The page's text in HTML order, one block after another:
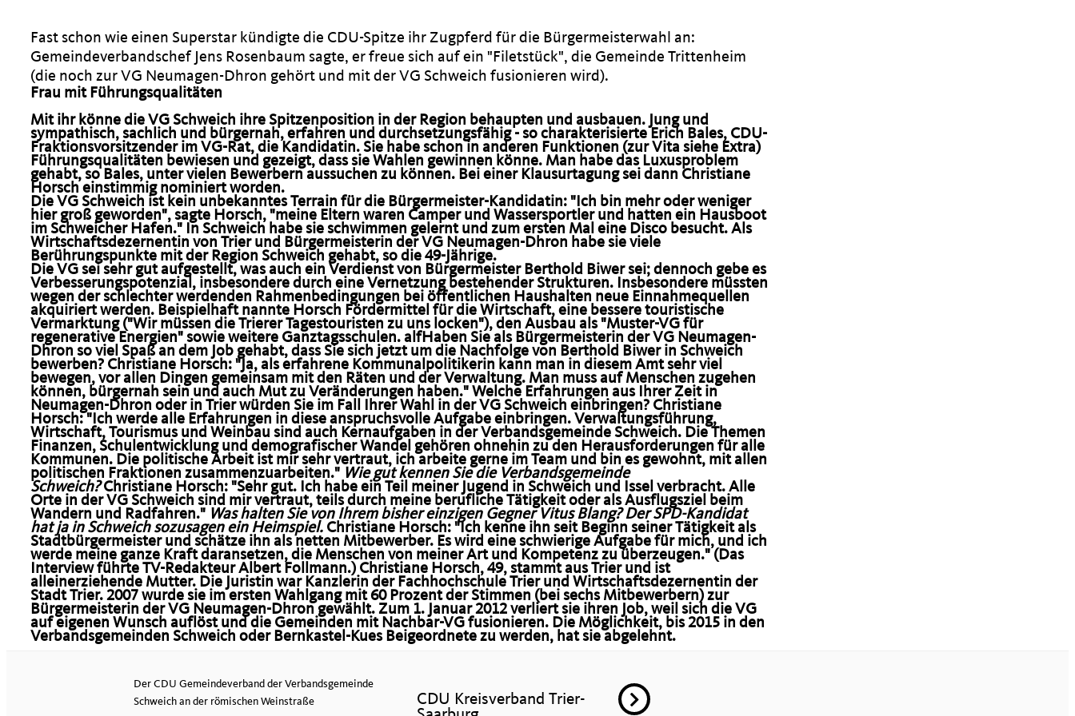
Fast schon wie einen Superstar kündigte die CDU-Spitze ihr Zugpferd für die Bürgermeisterwahl an:
Gemeindeverbandschef Jens Rosenbaum sagte, er freue sich auf ein "Filetstück", die Gemeinde Trittenheim
(die noch zur VG Neumagen-Dhron gehört und mit der VG Schweich fusionieren wird).
Frau mit Führungsqualitäten
Mit ihr könne die VG Schweich ihre Spitzenposition in der Region behaupten und ausbauen. Jung und
sympathisch, sachlich und bürgernah, erfahren und durchsetzungsfähig - so charakterisierte Erich Bales, CDU-
Fraktionsvorsitzender im VG-Rat, die Kandidatin. Sie habe schon in anderen Funktionen (zur Vita siehe Extra)
Führungsqualitäten bewiesen und gezeigt, dass sie Wahlen gewinnen könne. Man habe das Luxusproblem
gehabt, so Bales, unter vielen Bewerbern aussuchen zu können. Bei einer Klausurtagung sei dann Christiane
Horsch einstimmig nominiert worden.
Die VG Schweich ist kein unbekanntes Terrain für die Bürgermeister-Kandidatin: "Ich bin mehr oder weniger
hier groß geworden", sagte Horsch, "meine Eltern waren Camper und Wassersportler und hatten ein Hausboot
im Schweicher Hafen." In Schweich habe sie schwimmen gelernt und zum ersten Mal eine Disco besucht. Als
Wirtschaftsdezernentin von Trier und Bürgermeisterin der VG Neumagen-Dhron habe sie viele
Berührungspunkte mit der Region Schweich gehabt, so die 49-Jährige.
Die VG sei sehr gut aufgestellt, was auch ein Verdienst von Bürgermeister Berthold Biwer sei; dennoch gebe es
Verbesserungspotenzial, insbesondere durch eine Vernetzung bestehender Strukturen. Insbesondere müssten
wegen der schlechter werdenden Rahmenbedingungen bei öffentlichen Haushalten neue Einnahmequellen
akquiriert werden. Beispielhaft nannte Horsch Fördermittel für die Wirtschaft, eine bessere touristische
Vermarktung ("Wir müssen die Trierer Tagestouristen zu uns locken"), den Ausbau als "Muster-VG für
regenerative Energien" sowie weitere Ganztagsschulen. alfHaben Sie als Bürgermeisterin der VG Neumagen-
Dhron so viel Spaß an dem Job gehabt, dass Sie sich jetzt um die Nachfolge von Berthold Biwer in Schweich
bewerben? Christiane Horsch:"Ja, als erfahrene Kommunalpolitikerin kann man in diesem Amt sehr viel
bewegen, vor allen Dingen gemeinsam mit den Räten und der Verwaltung. Man muss auf Menschen zugehen
können, bürgernah sein und auch Mut zu Veränderungen haben."Welche Erfahrungen aus Ihrer Zeit in
Neumagen-Dhron oder in Trier würden Sie im Fall Ihrer Wahl in der VG Schweich einbringen? Christiane
Horsch:"Ich werde alle Erfahrungen in diese anspruchsvolle Aufgabe einbringen. Verwaltungsführung,
Wirtschaft, Tourismus und Weinbau sind auch Kernaufgaben in der Verbandsgemeinde Schweich. Die Themen
Finanzen, Schulentwicklung und demografischer Wandel gehören ohnehin zu den Herausforderungen für alle
Kommunen. Die politische Arbeit ist mir sehr vertraut, ich arbeite gerne im Team und bin es gewohnt, mit allen
politischen Fraktionen zusammenzuarbeiten." Wie gut kennen Sie die Verbandsgemeinde
Schweich? Christiane Horsch:"Sehr gut. Ich habe ein Teil meiner Jugend in Schweich und Issel verbracht. Alle
Orte in der VG Schweich sind mir vertraut, teils durch meine berufliche Tätigkeit oder als Ausflugsziel beim
Wandern und Radfahren." Was halten Sie von Ihrem bisher einzigen Gegner Vitus Blang? Der SPD-Kandidat
hat ja in Schweich sozusagen ein Heimspiel. Christiane Horsch:"Ich kenne ihn seit Beginn seiner Tätigkeit als
Stadtbürgermeister und schätze ihn als netten Mitbewerber. Es wird eine schwierige Aufgabe für mich, und ich
werde meine ganze Kraft daransetzen, die Menschen von meiner Art und Kompetenz zu überzeugen." (Das
Interview führte TV-Redakteur Albert Follmann.) Christiane Horsch,49, stammt aus Trier und ist
alleinerziehende Mutter. Die Juristin war Kanzlerin der Fachhochschule Trier und Wirtschaftsdezernentin der
Stadt Trier. 2007 wurde sie im ersten Wahlgang mit 60 Prozent der Stimmen (bei sechs Mitbewerbern) zur
Bürgermeisterin der VG Neumagen-Dhron gewählt. Zum 1. Januar 2012 verliert sie ihren Job, weil sich die VG
auf eigenen Wunsch auflöst und die Gemeinden mit Nachbar-VG fusionieren. Die Möglichkeit, bis 2015 in den
Verbandsgemeinden Schweich oder Bernkastel-Kues Beigeordnete zu werden, hat sie abgelehnt.
Der CDU Gemeindeverband der Verbandsgemeinde
Schweich an der römischen Weinstraße
CDU Kreisverband Trier-